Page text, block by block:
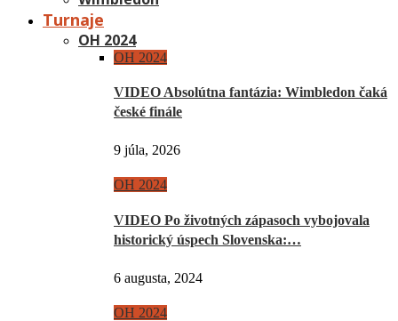
Turnaje
OH 2024
OH 2024
VIDEO Absolútna fantázia: Wimbledon čaká
české finále
9 júla, 2026
OH 2024
VIDEO Po životných zápasoch vybojovala
historický úspech Slovenska:…
6 augusta, 2024
OH 2024